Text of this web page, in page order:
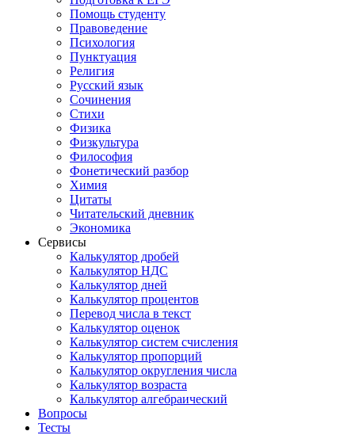
Помощь студенту
Правоведение
Психология
Пунктуация
Религия
Русский язык
Сочинения
Стихи
Физика
Физкультура
Философия
Фонетический разбор
Химия
Цитаты
Читательский дневник
Экономика
Сервисы
Калькулятор дробей
Калькулятор НДС
Калькулятор дней
Калькулятор процентов
Перевод числа в текст
Калькулятор оценок
Калькулятор систем счисления
Калькулятор пропорций
Калькулятор округления числа
Калькулятор возраста
Калькулятор алгебраический
Вопросы
Тесты